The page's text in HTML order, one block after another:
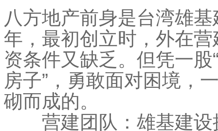
八方地产前身是台湾雄
年，最初创立时，外在
资条件又缺乏。但凭一
房子”，勇敢面对困境，
砌而成的。
营建团队：雄基建设